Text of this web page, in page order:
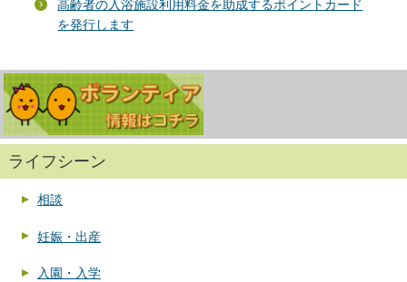
高齢者の入浴施設利用料金を助成するポイントカード
を発行します
ライフシーン
相談
妊娠・出産
入園・入学